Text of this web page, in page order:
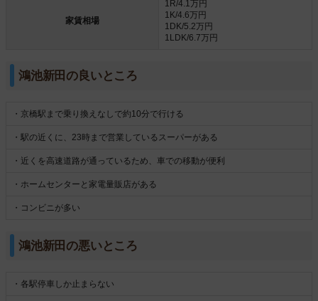
家賃相場
1R/4.1万円
1K/4.6万円
1DK/5.2万円
1LDK/6.7万円
鴻池新田の良いところ
・京橋駅まで乗り換えなしで約10分で行ける
・駅の近くに、23時まで営業しているスーパーがある
・近くを高速道路が通っているため、車での移動が便利
・ホームセンターと家電量販店がある
・コンビニが多い
鴻池新田の悪いところ
・各駅停車しか止まらない